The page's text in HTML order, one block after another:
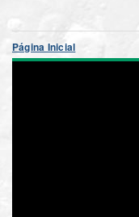
Página Inicial